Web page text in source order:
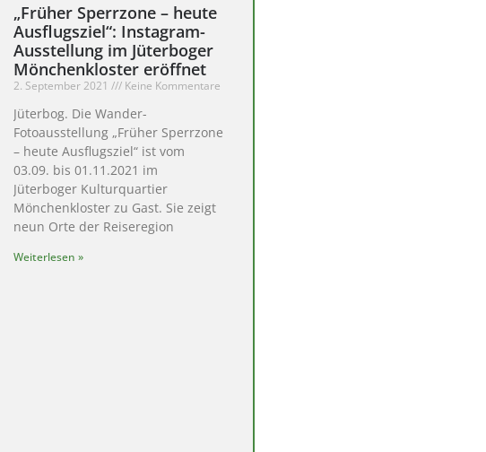
„Früher Sperrzone – heute
Ausflugsziel“: Instagram-
Ausstellung im Jüterboger
Mönchenkloster eröffnet
2. September 2021 Keine Kommentare
Jüterbog. Die Wander-
Fotoausstellung „Früher Sperrzone
– heute Ausflugsziel“ ist vom
03.09. bis 01.11.2021 im
Jüterboger Kulturquartier
Mönchenkloster zu Gast. Sie zeigt
neun Orte der Reiseregion
Weiterlesen »